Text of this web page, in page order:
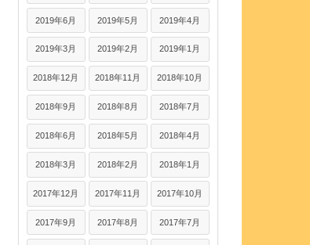
2019年6月 2019年5月 2019年4月
2019年3月 2019年2月 2019年1月
2018年12月 2018年11月 2018年10月
2018年9月 2018年8月 2018年7月
2018年6月 2018年5月 2018年4月
2018年3月 2018年2月 2018年1月
2017年12月 2017年11月 2017年10月
2017年9月 2017年8月 2017年7月